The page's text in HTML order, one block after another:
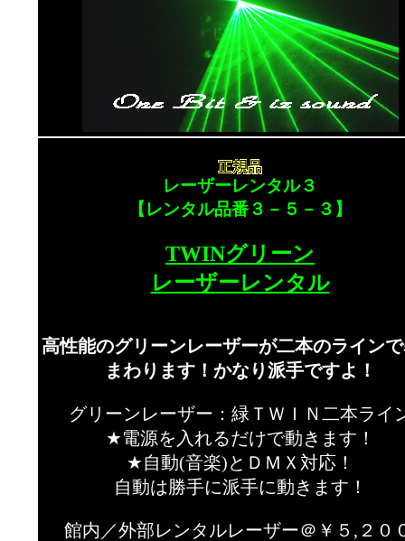
レーザーレンタル３
【レンタル品番３－５－３】
TWINグリーン
レーザーレンタル
高性能のグリーンレーザーが二本のライン
まわります！かなり派手ですよ！
グリーンレーザー：緑ＴＷＩＮ二本ライ
★電源を入れるだけで動きます！
★自動(音楽)とＤＭＸ対応！
自動は勝手に派手に動きます！
館内／外部レンタルレーザー＠￥５,２０